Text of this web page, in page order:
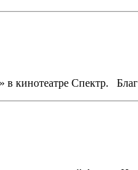
кинотеатре Спектр.